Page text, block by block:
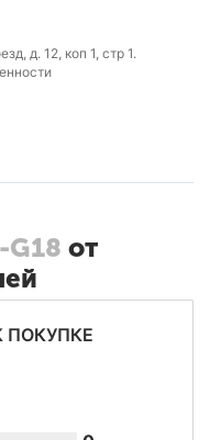
д. 12, коп 1, стр 1.
G18 от
ПОКУПКЕ